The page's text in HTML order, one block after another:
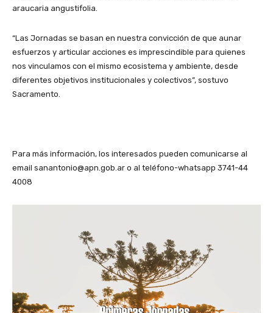
araucaria angustifolia.
“Las Jornadas se basan en nuestra convicción de que aunar
esfuerzos y articular acciones es imprescindible para quienes
nos vinculamos con el mismo ecosistema y ambiente, desde
diferentes objetivos institucionales y colectivos”, sostuvo
Sacramento.
Para más información, los interesados pueden comunicarse al
email sanantonio@apn.gob.ar o al teléfono-whatsapp 3741-44
4008